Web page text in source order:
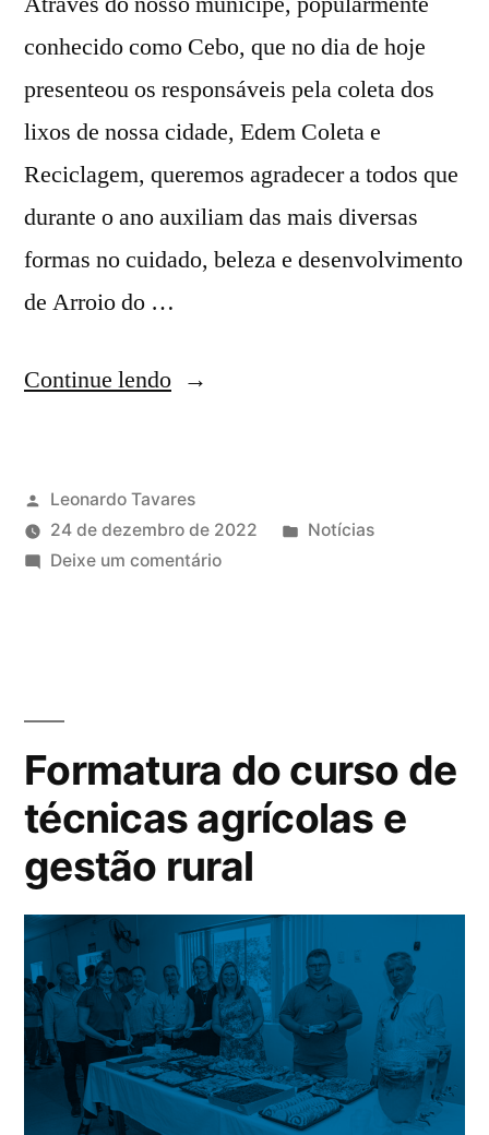
conhecido como Cebo, que no dia de hoje
presenteou os responsáveis pela coleta dos
lixos de nossa cidade, Edem Coleta e
Reciclagem, queremos agradecer a todos que
durante o ano auxiliam das mais diversas
formas no cuidado, beleza e desenvolvimento
de Arroio do …
Continue lendo
Leonardo Tavares
24 de dezembro de 2022
Notícias
Deixe um comentário
Formatura do curso de
técnicas agrícolas e
gestão rural